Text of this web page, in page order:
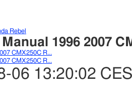
Rebel
1996 2007
06 13:20:02